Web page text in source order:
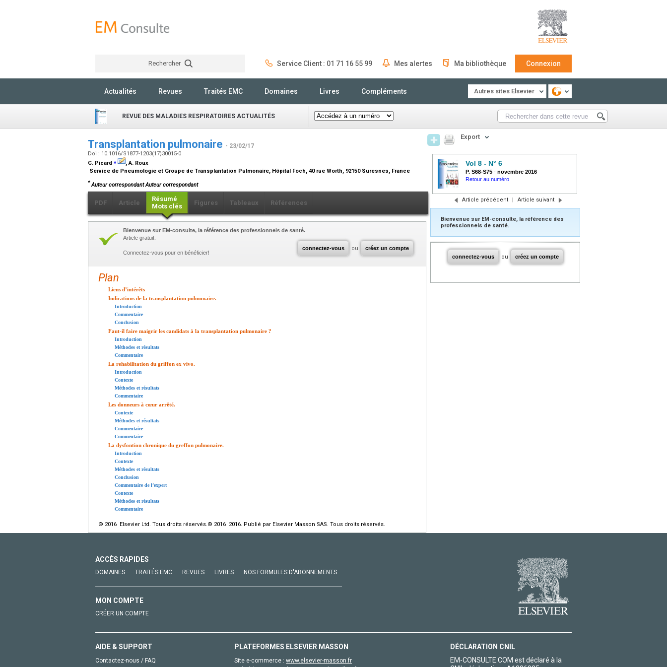
Rechercher Service Client : 01 71 16 55 99 Mes alertes Ma bibliothèque Connexion
Actualités Revues Traités EMC Domaines Livres Compléments Autres sites Elsevier
REVUE DES MALADIES RESPIRATOIRES ACTUALITÉS
Transplantation pulmonaire - 23/02/17
Doi : 10.1016/S1877-1203(17)30015-0
C. Picard ⁎
, A. Roux
Service de Pneumologie et Groupe de Transplantation Pulmonaire, Hôpital Foch, 40 rue Worth, 92150 Suresnes, France
* Auteur correspondant Auteur correspondant
PDF Article
Résumé
Mots clés
Figures Tableaux Références
connectez-vous ou créez un compte
Bienvenue sur EM-consulte, la référence des professionnels de santé.
Article gratuit.
Connectez-vous pour en bénéficier!
Plan
Liens d’intérêts
Indications de la transplantation pulmonaire.
Introduction
Commentaire
Conclusion
Faut-il faire maigrir les candidats à la transplantation pulmonaire ?
Introduction
Méthodes et résultats
Commentaire
La rehabilitation du griffon ex vivo.
Introduction
Contexte
Méthodes et résultats
Commentaire
Les donneurs à cœur arrêté.
Contexte
Méthodes et résultats
Commentaire
Commentaire
La dysfontion chronique du greffon pulmonaire.
Introduction
Contexte
Méthodes et résultats
Conclusion
Commentaire de l’expert
Contexte
Méthodes et résultats
Commentaire
© 2016 Elsevier Ltd. Tous droits réservés.© 2016 2016. Publié par Elsevier Masson SAS. Tous droits réservés.
Export
Vol 8 - N° 6
P. S68-S75 - novembre 2016
Retour au numéro
Article précédent | Article suivant
Bienvenue sur EM-consulte, la référence des
professionnels de santé.
connectez-vous ou créez un compte
ACCÈS RAPIDES
DOMAINES TRAITÉS EMC REVUES LIVRES NOS FORMULES D'ABONNEMENTS
MON COMPTE
CRÉER UN COMPTE
AIDE & SUPPORT
Contactez-nous / FAQ
PLATEFORMES ELSEVIER MASSON
Site e-commerce : www.elsevier-masson.fr
DÉCLARATION CNIL
EM-CONSULTE.COM est déclaré à la